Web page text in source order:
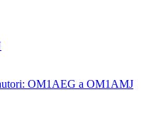
OM1AEG a OM1AMJ